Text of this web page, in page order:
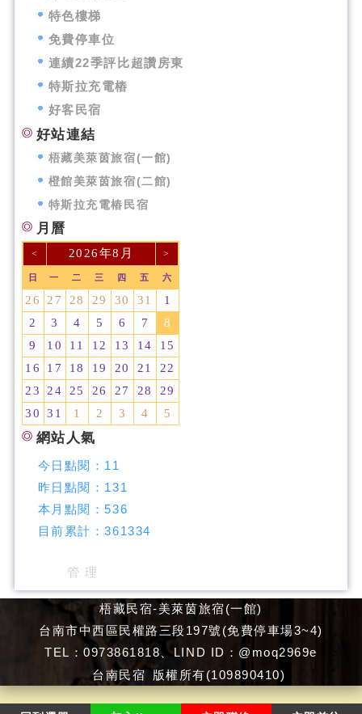
特色樓梯
免費停車位
連續22季評比超讚房東
特斯拉充電樁
好客民宿
好站連結
梧藏美萊茵旅宿(一館)
橙館美萊茵旅宿(二館)
特斯拉充電樁民宿
月曆
< 2026年8月 >
日 一 二 三 四 五 六
26 27 28 29 30 31
1
2
3 4 5 6 7
8
9
10 11 12 13 14
15
16
17 18 19 20 21
22
23
24 25 26 27 28
29
30
31 1 2 3 4 5
網站人氣
今日點閱： 11
昨日點閱： 131
本月點閱：536
目前累計：361334
管 理
梧藏民宿-美萊茵旅宿(一館)
台南市中西區民權路三段197號(免費停車場3~4)
TEL：0973861818、LIND ID：@moq2969e
台南民宿 版權所有(109890410)